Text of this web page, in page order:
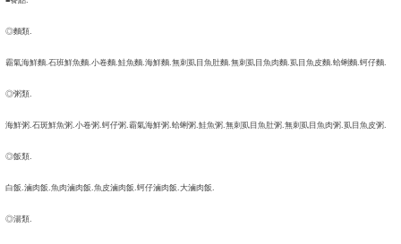
◎麵類.
霸氣海鮮麵.石班鮮魚麵.小卷麵.鮭魚麵.海鮮麵.無刺虱目魚肚麵.無刺虱目魚肉麵.虱目魚皮麵.蛤蜊麵.蚵仔麵.
◎粥類.
海鮮粥.石斑鮮魚粥.小卷粥.蚵仔粥.霸氣海鮮粥.蛤蜊粥.鮭魚粥.無刺虱目魚肚粥.無刺虱目魚肉粥.虱目魚皮粥.
◎飯類.
白飯.滷肉飯.魚肉滷肉飯.魚皮滷肉飯.蚵仔滷肉飯.大滷肉飯.
◎湯類.